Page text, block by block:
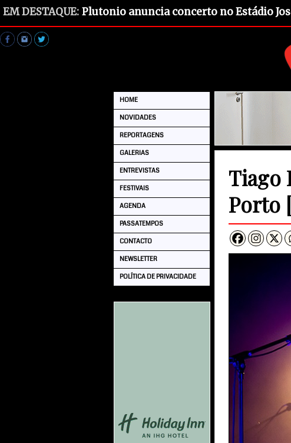
EM DESTAQUE: Plutonio anuncia concerto no Estádio
HOME
NOVIDADES
REPORTAGENS
GALERIAS
ENTREVISTAS
FESTIVAIS
AGENDA
PASSATEMPOS
CONTACTO
NEWSLETTER
POLÍTICA DE PRIVACIDADE
Tiago
Porto